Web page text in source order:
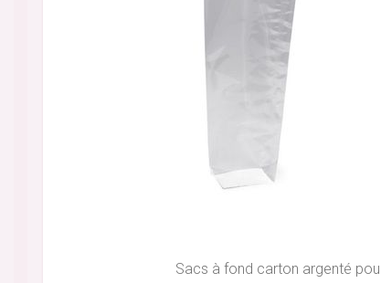
Sacs à fond carton argenté